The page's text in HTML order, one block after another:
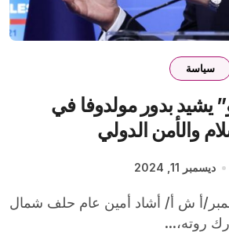
سياسة
يشيد بدور مولدوفا في
والأمن الدولي
ديسمبر 11, 2024
روته،...